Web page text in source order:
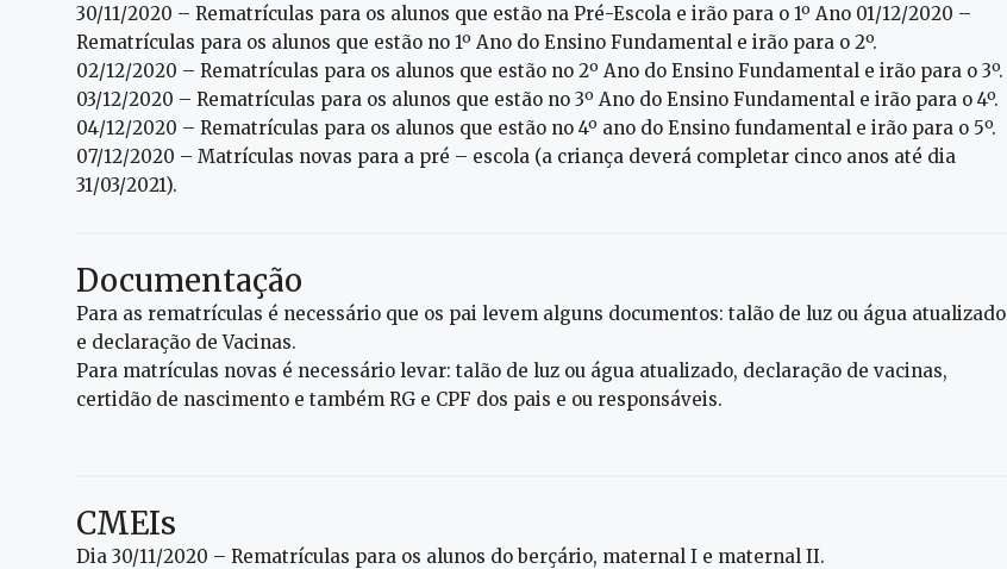
30/11/2020 – Rematrículas para os alunos que estão na Pré-Escola e irão para o 1º Ano 01/12/2020 –
Rematrículas para os alunos que estão no 1º Ano do Ensino Fundamental e irão para o 2º.
02/12/2020 – Rematrículas para os alunos que estão no 2º Ano do Ensino Fundamental e irão para o 3º.
03/12/2020 – Rematrículas para os alunos que estão no 3º Ano do Ensino Fundamental e irão para o 4º.
04/12/2020 – Rematrículas para os alunos que estão no 4º ano do Ensino fundamental e irão para o 5º.
07/12/2020 – Matrículas novas para a pré – escola (a criança deverá completar cinco anos até dia
31/03/2021).
Documentação
Para as rematrículas é necessário que os pai levem alguns documentos: talão de luz ou água atualizado
e declaração de Vacinas.
Para matrículas novas é necessário levar: talão de luz ou água atualizado, declaração de vacinas,
certidão de nascimento e também RG e CPF dos pais e ou responsáveis.
CMEIs
Dia 30/11/2020 – Rematrículas para os alunos do berçário, maternal I e maternal II.